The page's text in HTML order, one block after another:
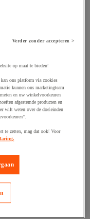
Verder zonder accepteren >
op maat te bieden!
ons platform via cookies
kunnen ons marketingteam
en uw winkelvoorkeuren
afgestemde producten en
wilt weten over de doeleinden
te zetten, mag dat ook! Voor